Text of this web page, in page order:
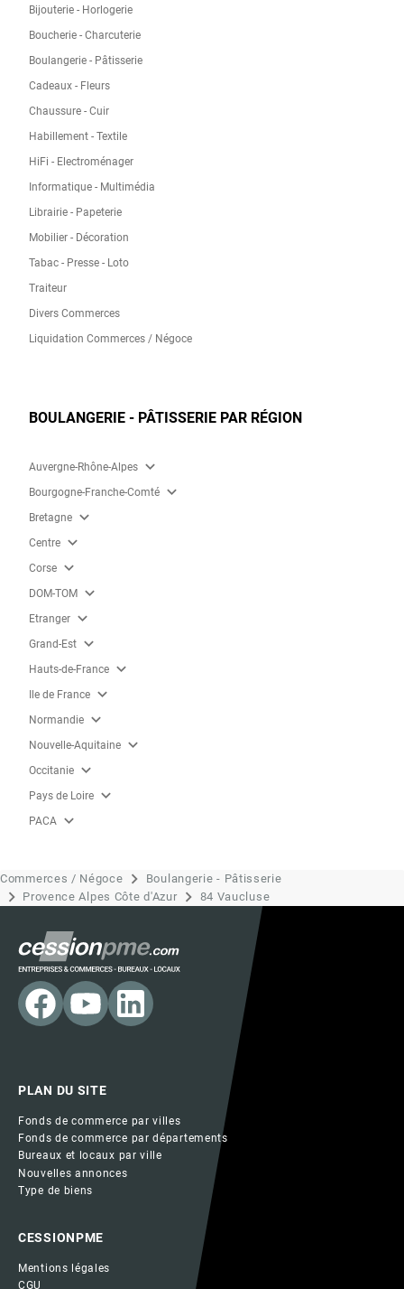
Bijouterie - Horlogerie
Boucherie - Charcuterie
Boulangerie - Pâtisserie
Cadeaux - Fleurs
Chaussure - Cuir
Habillement - Textile
HiFi - Electroménager
Informatique - Multimédia
Librairie - Papeterie
Mobilier - Décoration
Tabac - Presse - Loto
Traiteur
Divers Commerces
Liquidation Commerces / Négoce
BOULANGERIE - PÂTISSERIE PAR RÉGION
Auvergne-Rhône-Alpes expand_more
Bourgogne-Franche-Comté expand_more
Bretagne expand_more
Centre expand_more
Corse expand_more
DOM-TOM expand_more
Etranger expand_more
Grand-Est expand_more
Hauts-de-France expand_more
Ile de France expand_more
Normandie expand_more
Nouvelle-Aquitaine expand_more
Occitanie expand_more
Pays de Loire expand_more
PACA expand_more
Commerces / Négoce
Boulangerie - Pâtisserie
Provence Alpes Côte d'Azur
84 Vaucluse
PLAN DU SITE
Fonds de commerce par villes
Fonds de commerce par départements
Bureaux et locaux par ville
Nouvelles annonces
Type de biens
CESSIONPME
Mentions légales
CGU